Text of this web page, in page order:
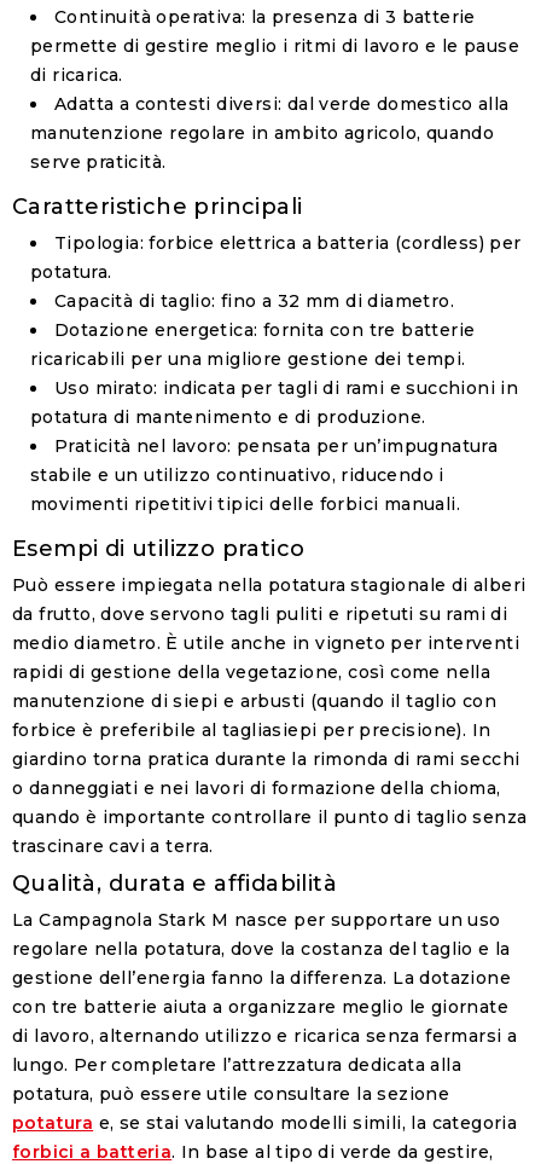
Continuità operativa: la presenza di 3 batterie
permette di gestire meglio i ritmi di lavoro e le pause
di ricarica.
Adatta a contesti diversi: dal verde domestico alla
manutenzione regolare in ambito agricolo, quando
serve praticità.
Caratteristiche principali
Tipologia: forbice elettrica a batteria (cordless) per
potatura.
Capacità di taglio: fino a 32 mm di diametro.
Dotazione energetica: fornita con tre batterie
ricaricabili per una migliore gestione dei tempi.
Uso mirato: indicata per tagli di rami e succhioni in
potatura di mantenimento e di produzione.
Praticità nel lavoro: pensata per un’impugnatura
stabile e un utilizzo continuativo, riducendo i
movimenti ripetitivi tipici delle forbici manuali.
Esempi di utilizzo pratico
Può essere impiegata nella potatura stagionale di alberi
da frutto, dove servono tagli puliti e ripetuti su rami di
medio diametro. È utile anche in vigneto per interventi
rapidi di gestione della vegetazione, così come nella
manutenzione di siepi e arbusti (quando il taglio con
forbice è preferibile al tagliasiepi per precisione). In
giardino torna pratica durante la rimonda di rami secchi
o danneggiati e nei lavori di formazione della chioma,
quando è importante controllare il punto di taglio senza
trascinare cavi a terra.
Qualità, durata e affidabilità
La Campagnola Stark M nasce per supportare un uso
regolare nella potatura, dove la costanza del taglio e la
gestione dell’energia fanno la differenza. La dotazione
con tre batterie aiuta a organizzare meglio le giornate
di lavoro, alternando utilizzo e ricarica senza fermarsi a
lungo. Per completare l’attrezzatura dedicata alla
potatura, può essere utile consultare la sezione
potatura e, se stai valutando modelli simili, la categoria
forbici a batteria. In base al tipo di verde da gestire,